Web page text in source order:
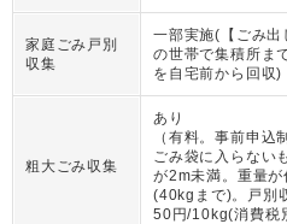
家庭ごみ戸別
収集
一部実施(【ごみ出
の世帯で集積所ま
を自宅前から回収)
粗大ごみ収集
あり
（ 有料。事前申込
ごみ袋に入らない
が2m未満。重量
(40kgまで)。戸別
50円/10kg(消費税